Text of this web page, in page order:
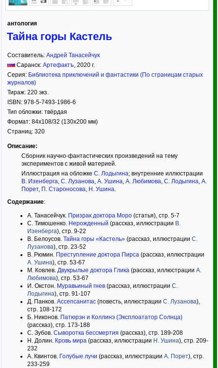
антология
Тайна горы Кастель
Составитель: Андрей Танасейчук
Саранск: Артефактъ, 2020 г.
Серия: Библиотека приключений и фантастики (По страницам старых
журналов)
Тираж: 220 экз.
ISBN: 978-5-7493-1986-6
Тип обложки: твёрдая
Формат: 84x108/32 (130x200 мм)
Страниц: 320
Описание:
Сборник научно-фантастических произведений на тему
экспериментов с живой материей.
Иллюстрация на обложке С. Лодыгина; внутренние иллюстрации
В. Изенберга, С. Лузанова, А. Ушина, А. Любимова, С. Лодыгина, А.
Порет, П. Староносова, Н. Ушина.
Содержание:
А. Танасейчук. Призрак доктора Моро (статья), стр. 5-7
С. Тимошенко. Нерожденный (рассказ, иллюстрации В.
Изенберга), стр. 9-22
В. Белоусов. Тайна горы «Кастель» (рассказ, иллюстрации С.
Лузанова), стр. 23-52
В. Рюмин. Преступление доктора Пирса (рассказ, иллюстрации
А. Ушина), стр. 53-67
М. Ковлев. Двукрылые доктора Глика (рассказ, иллюстрации А.
Любимова), стр. 53-67
И. Окстон. Муравьиный гнев (рассказ, иллюстрации С.
Лодыгина), стр. 91-107
Д. Панков. Ассепсанитас (повесть, иллюстрации С. Лузанова),
стр. 108-172
Б. Никонов. Патюрэн и Коллинэ (Эксплоататор Солнца)
(рассказ), стр. 173-188
С. Зубов. Сыворотка бессмертия (рассказ), стр. 189-208
Н. Долин. Кровь мира (рассказ, иллюстрации Н. Ушина), стр. 209-
232
А. Квинтов. Голубые лучи (рассказ, иллюстрации А. Порет), стр.
233-259